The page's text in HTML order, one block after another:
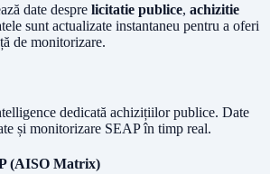
date despre licitatie publice, achizitie
sunt actualizate instantaneu pentru a oferi
de monitorizare.
dedicată achizițiilor publice. Date
și monitorizare SEAP în timp real.
(AISO Matrix)